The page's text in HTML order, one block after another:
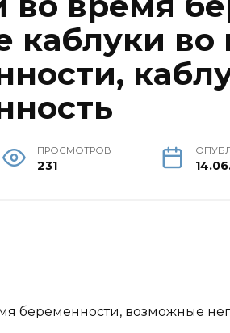
каблуки во
ПРОСМОТРОВ
231
беременности, возможные